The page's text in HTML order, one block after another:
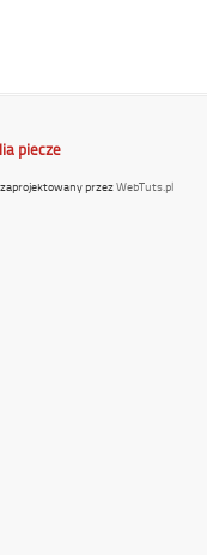
piecze
przezWebTuts.pl